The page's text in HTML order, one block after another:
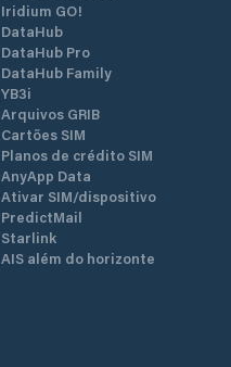
Iridium GO!
DataHub
DataHub Pro
DataHub Family
YB3i
Arquivos GRIB
Cartões SIM
Planos de crédito SIM
AnyApp Data
Ativar SIM/dispositivo
PredictMail
Starlink
AIS além do horizonte